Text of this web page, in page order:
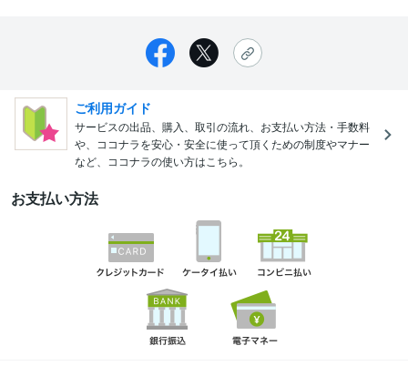
ご利用ガイド
サービスの出品、購入、取引の流れ、お支払い方法・手数料
や、ココナラを安心・安全に使って頂くための制度やマナー
など、ココナラの使い方はこちら。
お支払い方法